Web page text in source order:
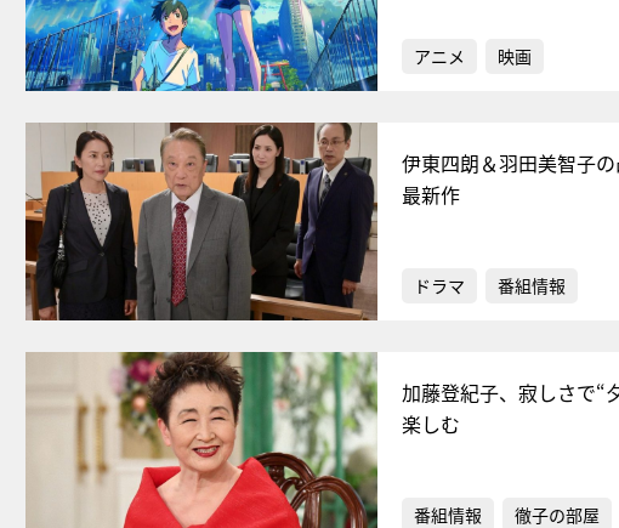
アニメ 映画
伊東四朗＆羽田美智子
最新作
ドラマ 番組情報
加藤登紀子、寂しさで“
楽しむ
番組情報 徹子の部屋